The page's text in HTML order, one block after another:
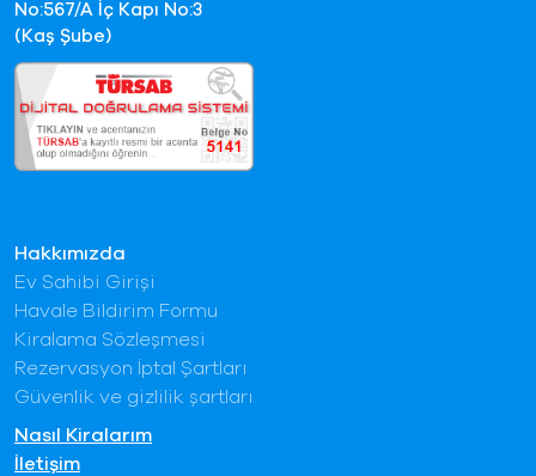
Hakkımızda
Ev Sahibi Girişi
Havale Bildirim Formu
Kiralama Sözleşmesi
Rezervasyon İptal Şartları
Güvenlik ve gizlilik şartları
Nasıl Kiralarım
İletişim
No:567/A İç Kapı No:3
(Kaş Şube)